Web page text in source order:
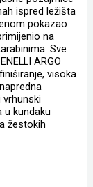
ispred ležišta
pokazao
na
Sve
ARGO
visoka
u kundaku
žestokih